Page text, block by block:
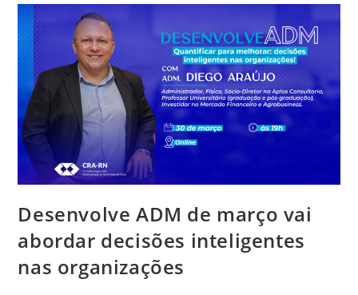
Novo
PCCR
Do
CRA-
PE
Por
Meio
De
Cooperação
Técnica
Desenvolve ADM de março vai
abordar decisões inteligentes
nas organizações